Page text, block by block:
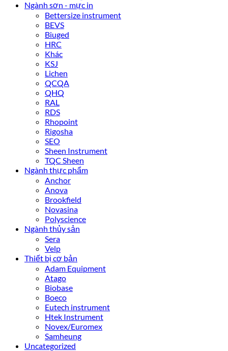
Ngành sơn - mực in
Bettersize instrument
BEVS
Biuged
HRC
Khác
KSJ
Lichen
QCQA
QHQ
RAL
RDS
Rhopoint
Rigosha
SEO
Sheen Instrument
TQC Sheen
Ngành thực phẩm
Anchor
Anova
Brookfield
Novasina
Polyscience
Ngành thủy sản
Sera
Velp
Thiết bị cơ bản
Adam Equipment
Atago
Biobase
Boeco
Eutech instrument
Htek Instrument
Novex/Euromex
Samheung
Uncategorized